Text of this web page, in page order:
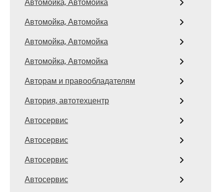
Автомойка, Автомойка
Автомойка, Автомойка
Автомойка, Автомойка
Авторам и правообладателям
Автория, автотехцентр
Автосервис
Автосервис
Автосервис
Автосервис